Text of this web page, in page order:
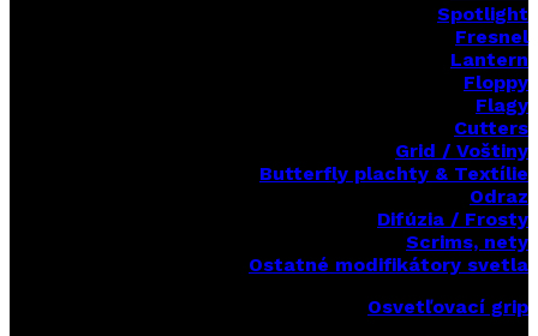
Spotlight
Fresnel
Lantern
Floppy
Flagy
Cutters
Grid / Voštiny
Butterfly plachty & Textílie
Odraz
Difúzia / Frosty
Scrims, nety
Ostatné modifikátory svetla
Osvetľovací grip